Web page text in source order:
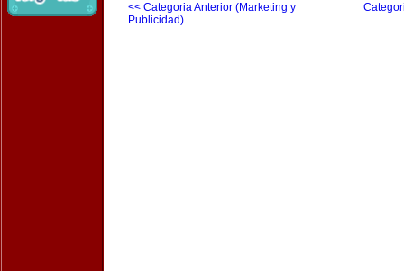
<< Categoria Anterior (Marketing y
Publicidad)